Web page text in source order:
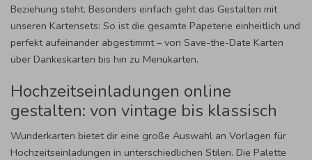
Beziehung steht. Besonders einfach geht das Gestalten mit
unseren Kartensets: So ist die gesamte Papeterie einheitlich und
perfekt aufeinander abgestimmt – von Save-the-Date Karten
über Dankeskarten bis hin zu Menükarten.
Hochzeitseinladungen online
gestalten: von vintage bis klassisch
Wunderkarten bietet dir eine große Auswahl an Vorlagen für
Hochzeitseinladungen in unterschiedlichen Stilen. Die Palette